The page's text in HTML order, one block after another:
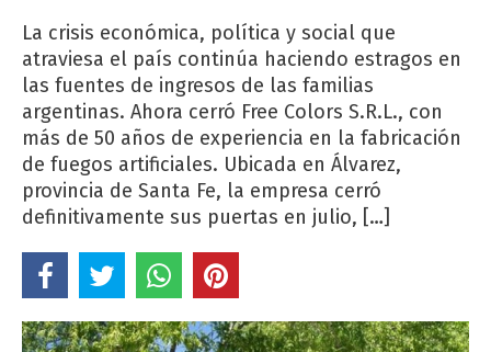
La crisis económica, política y social que
atraviesa el país continúa haciendo estragos en
las fuentes de ingresos de las familias
argentinas. Ahora cerró Free Colors S.R.L., con
más de 50 años de experiencia en la fabricación
de fuegos artificiales. Ubicada en Álvarez,
provincia de Santa Fe, la empresa cerró
definitivamente sus puertas en julio, […]